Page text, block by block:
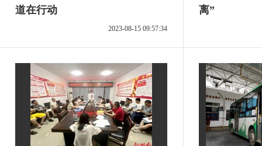
道在行动
2023-08-15 09:57:34
离”